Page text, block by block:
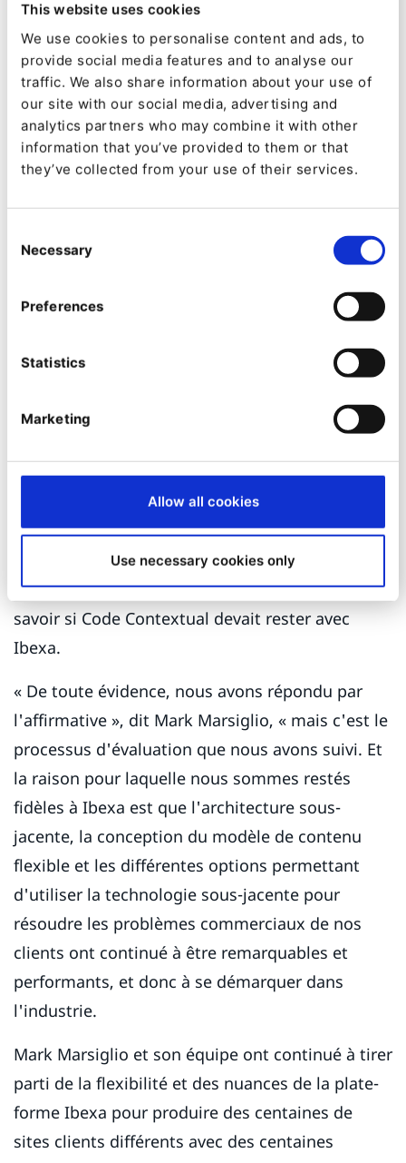
This website uses cookies
We use cookies to personalise content and ads, to
provide social media features and to analyse our
traffic. We also share information about your use of
our site with our social media, advertising and
analytics partners who may combine it with other
information that you’ve provided to them or that
they’ve collected from your use of their services.
Selection
Necessary
Preferences
Statistics
Marketing
Allow all cookies
Use necessary cookies only
étendu de talents de développement capables
de travailler sur la maintenance et les
personnalisations.
« Mais la transition n’a pas été facile », ajoute
Mark Marsiglio. «Nous étions confrontés à la
tâche de réapprendre tout ce que nous avions
acquis comme expérience au cours des 10
On n'apprend rien sur les projets
clients; nous avons déjà tout appris.
apprentissages, en faisant par
exemple la même chose pour affiner
l'approche plutôt que faire des
Mark Marsiglio
Contextual Code
Cela a déclenché une discussion en interne de
savoir si Code Contextual devait rester avec
Ibexa.
« De toute évidence, nous avons répondu par
l'affirmative », dit Mark Marsiglio, « mais c'est le
processus d'évaluation que nous avons suivi. Et
la raison pour laquelle nous sommes restés
fidèles à Ibexa est que l'architecture sous-
jacente, la conception du modèle de contenu
flexible et les différentes options permettant
d'utiliser la technologie sous-jacente pour
résoudre les problèmes commerciaux de nos
clients ont continué à être remarquables et
performants, et donc à se démarquer dans
l'industrie.
Mark Marsiglio et son équipe ont continué à tirer
parti de la flexibilité et des nuances de la plate-
forme Ibexa pour produire des centaines de
sites clients différents avec des centaines